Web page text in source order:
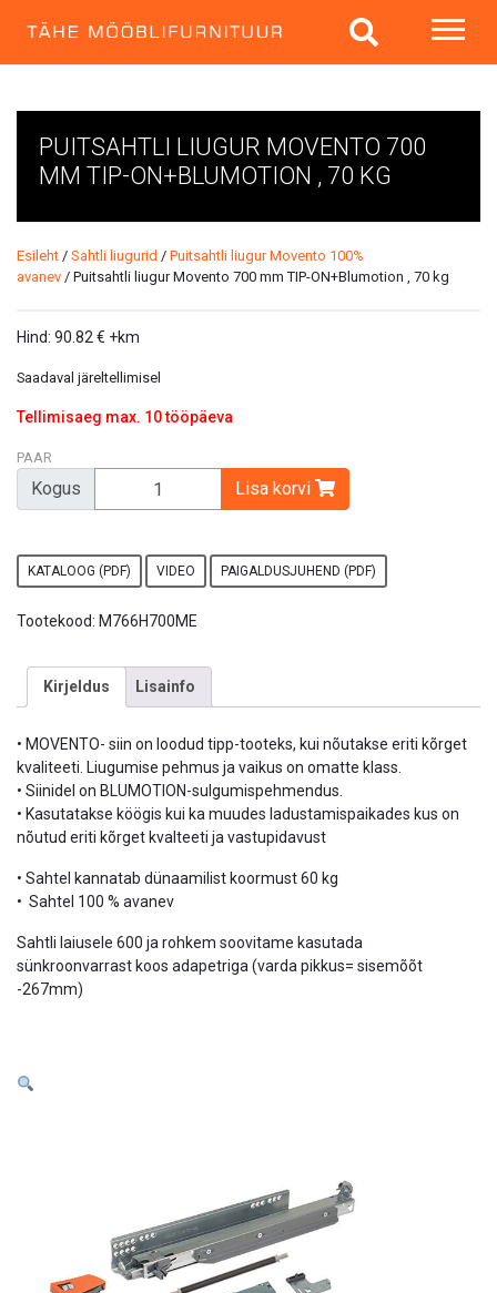
PUITSAHTLI LIUGUR MOVENTO 700
MM TIP-ON+BLUMOTION , 70 KG
Esileht / Sahtli liugurid / Puitsahtli liugur Movento 100%
avanev / Puitsahtli liugur Movento 700 mm TIP-ON+Blumotion , 70 kg
Hind: 90.82 € +km
Saadaval järeltellimisel
Tellimisaeg max. 10 tööpäeva
PAAR
Kogus Lisa korvi
KATALOOG (PDF) VIDEO PAIGALDUSJUHEND (PDF)
Tootekood: M766H700ME
Kirjeldus Lisainfo
• MOVENTO- siin on loodud tipp-tooteks, kui nõutakse eriti kõrget
kvaliteeti. Liugumise pehmus ja vaikus on omatte klass.
• Siinidel on BLUMOTION-sulgumispehmendus.
• Kasutatakse köögis kui ka muudes ladustamispaikades kus on
nõutud eriti kõrget kvalteeti ja vastupidavust
• Sahtel kannatab dünaamilist koormust 60 kg
• Sahtel 100 % avanev
Sahtli laiusele 600 ja rohkem soovitame kasutada
sünkroonvarrast koos adapetriga (varda pikkus= sisemõõt
-267mm)